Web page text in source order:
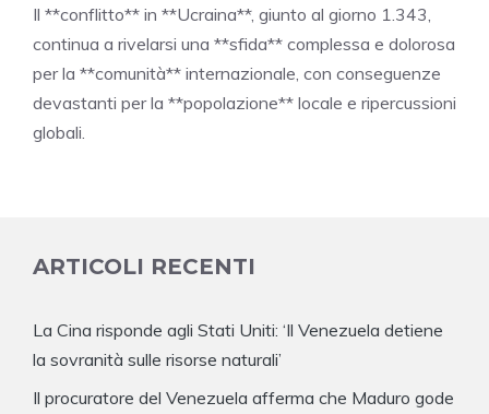
Il **conflitto** in **Ucraina**, giunto al giorno 1.343,
continua a rivelarsi una **sfida** complessa e dolorosa
per la **comunità** internazionale, con conseguenze
devastanti per la **popolazione** locale e ripercussioni
globali.
ARTICOLI RECENTI
La Cina risponde agli Stati Uniti: ‘Il Venezuela detiene
la sovranità sulle risorse naturali’
Il procuratore del Venezuela afferma che Maduro gode